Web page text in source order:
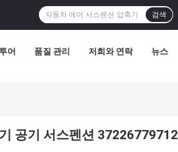
검색
어 품질 관리 저희와 연락 뉴스
공기 서스펜션 37226779712